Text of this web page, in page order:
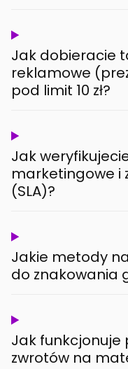
Jak dobieracie
reklamowe
pod limit 10 zł?
Jak
marketingowe i
(SLA)?
Jakie metody
do znakowania
Jak
zwrotów na